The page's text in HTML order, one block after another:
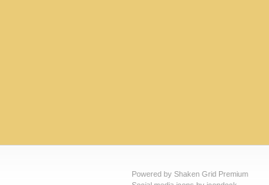
Powered by Shaken Grid Premium